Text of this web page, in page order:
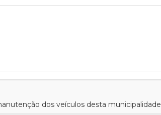
dos veículos desta municipalidade